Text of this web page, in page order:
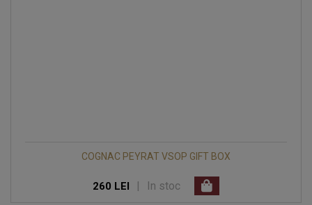
COGNAC PEYRAT VSOP GIFT BOX
260 LEI In stoc